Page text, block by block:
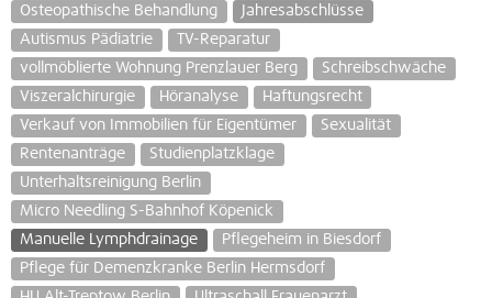
Osteopathische Behandlung
Jahresabschlüsse
Autismus Pädiatrie
TV-Reparatur
vollmöblierte Wohnung Prenzlauer Berg
Schreibschwäche
Viszeralchirurgie
Höranalyse
Haftungsrecht
Verkauf von Immobilien für Eigentümer
Sexualität
Rentenanträge
Studienplatzklage
Unterhaltsreinigung Berlin
Micro Needling S-Bahnhof Köpenick
Manuelle Lymphdrainage
Pflegeheim in Biesdorf
Pflege für Demenzkranke Berlin Hermsdorf